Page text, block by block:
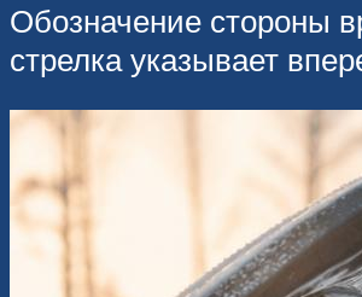
Обозначение стороны
стрелка указывает